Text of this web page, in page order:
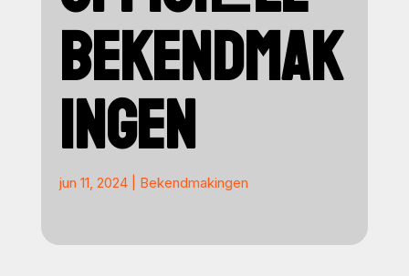
BEKENDMAK
INGEN
jun 11, 2024| Bekendmakingen